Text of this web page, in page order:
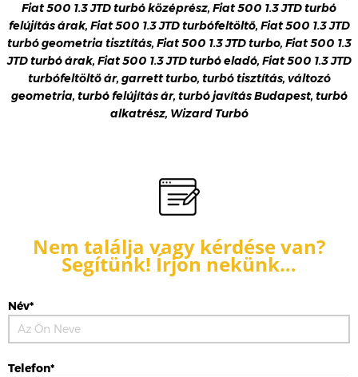
Fiat 500 1.3 JTD turbó középrész, Fiat 500 1.3 JTD turbó
felújítás árak, Fiat 500 1.3 JTD turbófeltöltő, Fiat 500 1.3 JTD
turbó geometria tisztítás, Fiat 500 1.3 JTD turbo, Fiat 500 1.3
JTD turbó árak, Fiat 500 1.3 JTD turbó eladó, Fiat 500 1.3 JTD
turbófeltöltő ár, garrett turbo, turbó tisztítás, változó
geometria, turbó felújítás ár, turbó javítás Budapest, turbó
alkatrész, Wizard Turbó
Nem találja vagy kérdése van?
Segítünk! Írjon nekünk…
Név*
Telefon*